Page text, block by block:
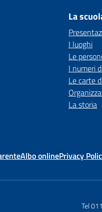
La
I luoghi
Le
I numeri
Le carte
La storia
Albo onlinePrivacy
Tel